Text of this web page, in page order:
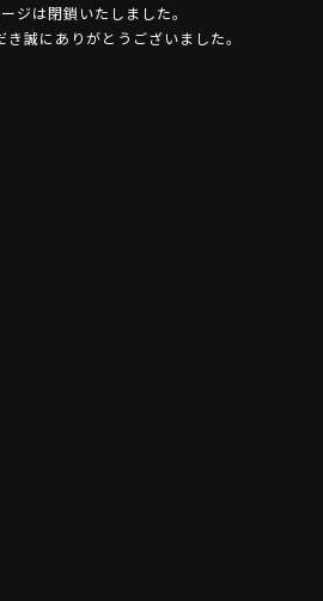
ジは閉鎖いたしました。
誠にありがとうございました。